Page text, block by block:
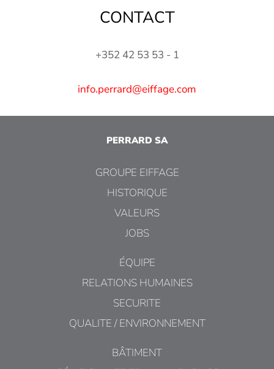
CONTACT
+352 42 53 53 - 1
info.perrard@eiffage.com
PERRARD SA
GROUPE EIFFAGE
HISTORIQUE
VALEURS
JOBS
ÉQUIPE
RELATIONS HUMAINES
SECURITE
QUALITE / ENVIRONNEMENT
BÂTIMENT